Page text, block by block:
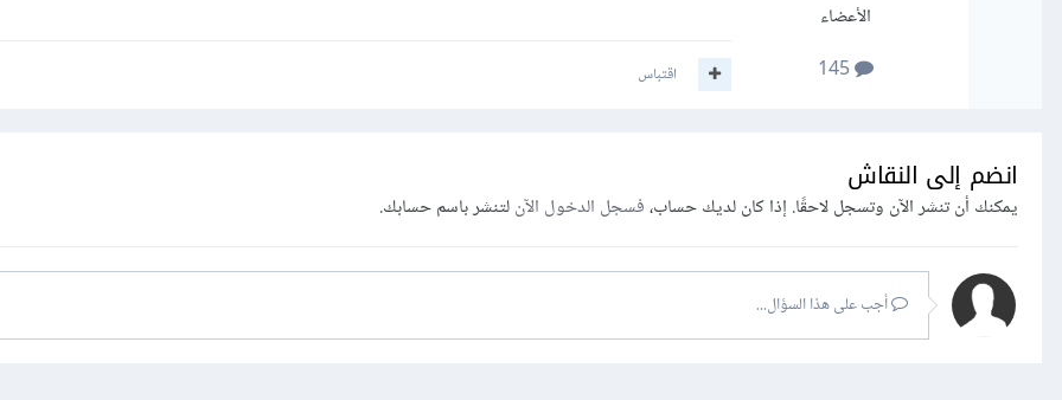
الأعضاء
145
اقتباس
انضم إلى النقاش
يمكنك أن تنشر الآن وتسجل لاحقًا. إذا كان لديك حساب،فسجل الدخول الآنلتنشر باسم حسابك.
أجب على هذا السؤال...